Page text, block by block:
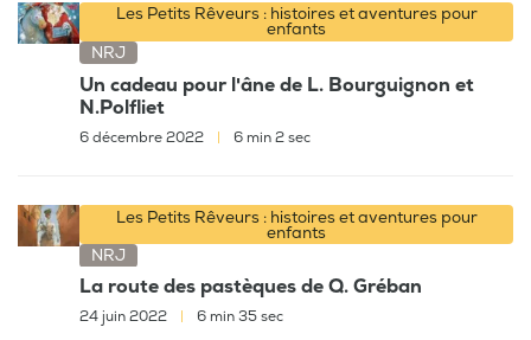
Les Petits Rêveurs : histoires et aventures pour
enfants
NRJ
Un cadeau pour l'âne de L. Bourguignon et
N.Polfliet
6 décembre 2022 6 min 2 sec
Les Petits Rêveurs : histoires et aventures pour
enfants
NRJ
La route des pastèques de Q. Gréban
24 juin 2022 6 min 35 sec